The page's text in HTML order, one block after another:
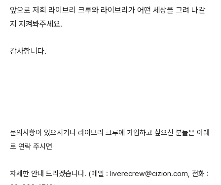
앞으로 저희 라이브리 크루와 라이브리가 어떤 세상을 그려 나갈
지 지켜봐주세요.
감사합니다.
문의사항이 있으시거나 라이브리 크루에 가입하고 싶으신 분들은 아래
로 연락 주시면
자세한 안내 드리겠습니다. (메일 : liverecrew@cizion.com, 전화 :